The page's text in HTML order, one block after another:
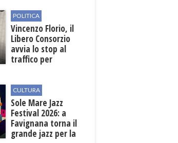
POLITICA
Vincenzo Florio, il
Libero Consorzio
avvia lo stop al
traffico per
all'aeroporto
CULTURA
Sole Mare Jazz
Festival 2026: a
Favignana torna il
grande jazz per la